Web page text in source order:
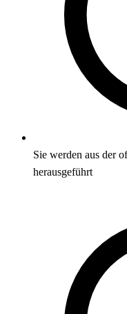
Sie werden aus der
herausgeführt